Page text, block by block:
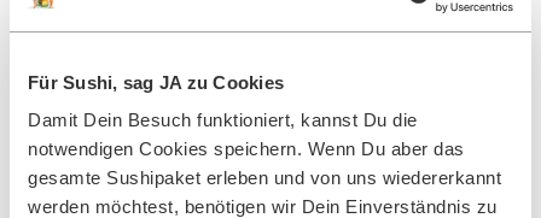
Für Sushi, sag JA zu Cookies
Damit Dein Besuch funktioniert, kannst Du die
notwendigen Cookies speichern. Wenn Du aber das
gesamte Sushipaket erleben und von uns wiedererkannt
werden möchtest, benötigen wir Dein Einverständnis zu
16:00 - 21:30 Uhr
HIER ABHOLEN